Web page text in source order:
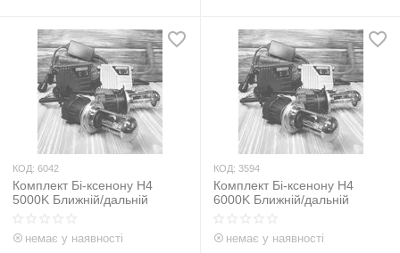
КОД: 6042
Комплект Бі-ксенону H4
5000K Ближній/дальній
немає у наявності
КОД: 3594
Комплект Бі-ксенону H4
6000K Ближній/дальній
немає у наявності